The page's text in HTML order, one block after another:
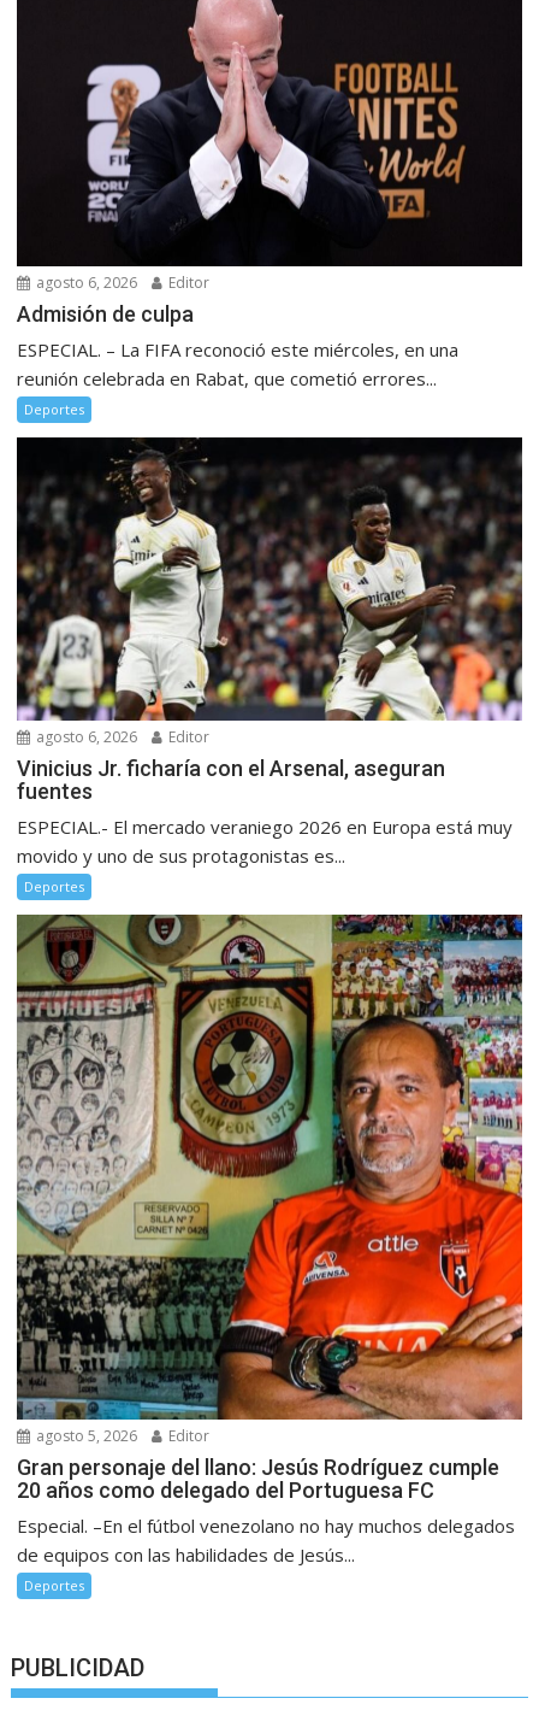
agosto 6, 2026 Editor
Admisión de culpa
ESPECIAL. – La FIFA reconoció este miércoles, en una
reunión celebrada en Rabat, que cometió errores...
Deportes
agosto 6, 2026 Editor
Vinicius Jr. ficharía con el Arsenal, aseguran
fuentes
ESPECIAL.- El mercado veraniego 2026 en Europa está muy
movido y uno de sus protagonistas es...
Deportes
agosto 5, 2026 Editor
Gran personaje del llano: Jesús Rodríguez cumple
20 años como delegado del Portuguesa FC
Especial. –En el fútbol venezolano no hay muchos delegados
de equipos con las habilidades de Jesús...
Deportes
PUBLICIDAD